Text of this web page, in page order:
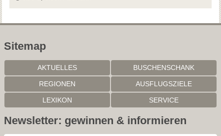
Sitemap
AKTUELLES BUSCHENSCHANK
REGIONEN AUSFLUGSZIELE
LEXIKON SERVICE
Newsletter: gewinnen & informieren